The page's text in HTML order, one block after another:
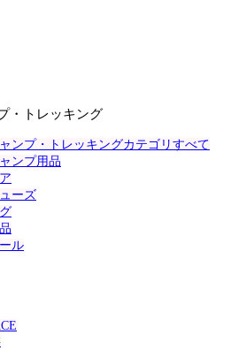
・トレッキング
ンプ・トレッキングカテゴリすべて
ンプ用品
ーズ
ル